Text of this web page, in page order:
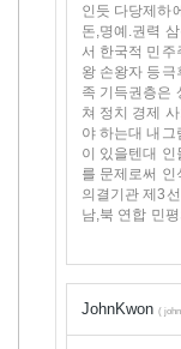
인듯 다당제하
돈,명예.권력
서 한국적 민주
왕 손왕자 등극
족 기득권층은
쳐 정치 경제
야 하는대 내
이 있을텐대
를 문제로써
의결기관 제3
남,북 연합 민
JohnKwon (